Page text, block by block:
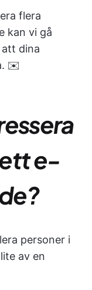
flera
kan vi gå
dina
✉️
e-
personer i
av en